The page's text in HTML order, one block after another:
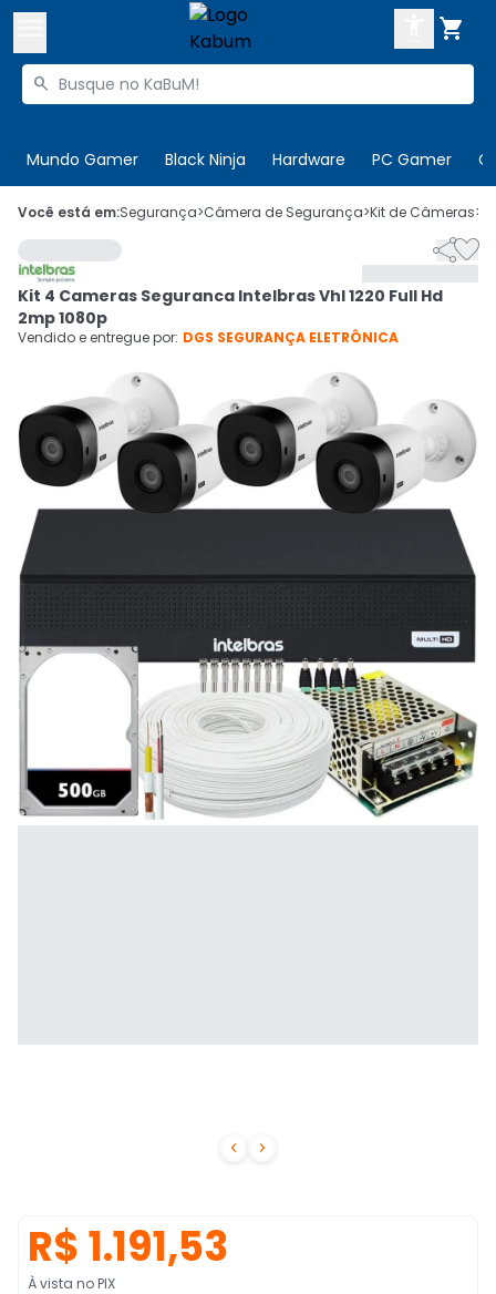

Buscar produtos

Mundo Gamer Black Ninja Hardware PC Gamer
 Olá. Acesse sua conta
 Departamentos
Cupons
Ativar tradutor em libras
CADASTRE-SE
Você está em:Segurança>Câmera de Segurança>Kit de Câmeras>
 

Kit 4 Cameras Seguranca Intelbras Vhl 1220 Full Hd
2mp 1080p
Vendido e entregue por: DGS SEGURANÇA ELETRÔNICA
R$ 1.191,53
À vista no PIX